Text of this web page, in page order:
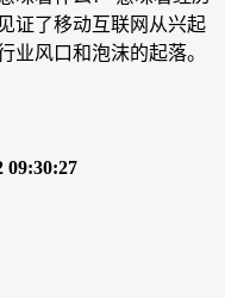
证了移动互联网从兴起
业风口和泡沫的起落。
09:30:27